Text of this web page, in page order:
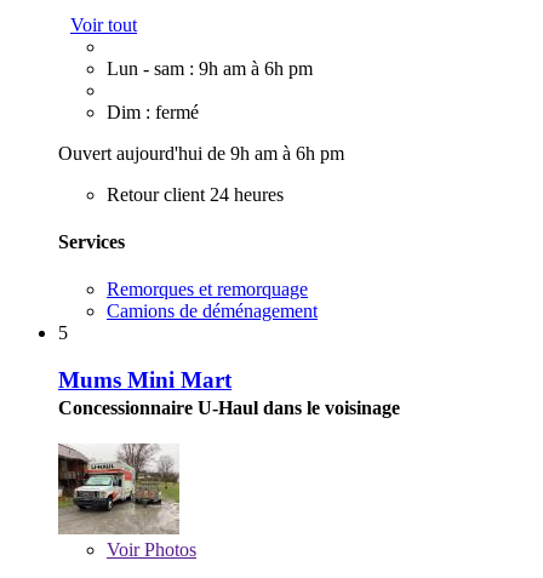
Voir tout
Lun - sam : 9h am à 6h pm
Dim : fermé
Ouvert aujourd'hui de 9h am à 6h pm
Retour client 24 heures
Services
Remorques et remorquage
Camions de déménagement
5
Mums Mini Mart
Concessionnaire U-Haul dans le voisinage
VoirPhotos